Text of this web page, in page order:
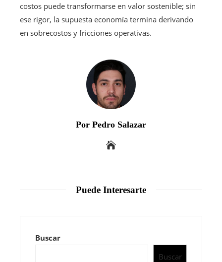
costos puede transformarse en valor sostenible; sin
ese rigor, la supuesta economía termina derivando
en sobrecostos y fricciones operativas.
Por Pedro Salazar
Puede Interesarte
Buscar
Buscar